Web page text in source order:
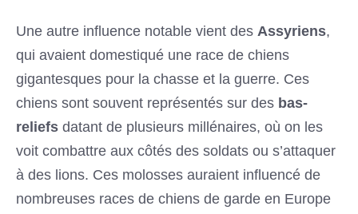
Une autre influence notable vient des Assyriens,
qui avaient domestiqué une race de chiens
gigantesques pour la chasse et la guerre. Ces
chiens sont souvent représentés sur des bas-
reliefs datant de plusieurs millénaires, où on les
voit combattre aux côtés des soldats ou s’attaquer
à des lions. Ces molosses auraient influencé de
nombreuses races de chiens de garde en Europe